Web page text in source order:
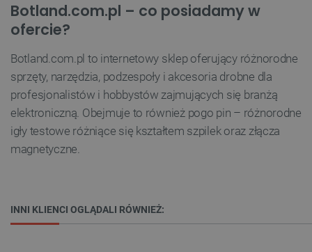
Botland.com.pl – co posiadamy w
ofercie?
Botland.com.pl to internetowy sklep oferujący różnorodne
sprzęty, narzędzia, podzespoły i akcesoria drobne dla
profesjonalistów i hobbystów zajmujących się branżą
elektroniczną. Obejmuje to również pogo pin – różnorodne
igły testowe różniące się kształtem szpilek oraz złącza
magnetyczne.
INNI KLIENCI OGLĄDALI RÓWNIEŻ:
Niezbędne Wydajność Targetowanie
Funkcjonalność
Niezbędne pliki cookie umożliwiają korzystanie z
podstawowych funkcji strony internetowej, takich
jak logowanie użytkownika i zarządzanie kontem.
Bez niezbędnych plików cookie nie można
prawidłowo korzystać ze strony internetowej.
PrestaShop-[abcdef0123456789]{32}